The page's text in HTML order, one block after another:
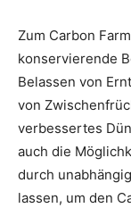
Zum Carbon
konservierende
Belassen von
von
verbessertes
auch die
durch
lassen, um den